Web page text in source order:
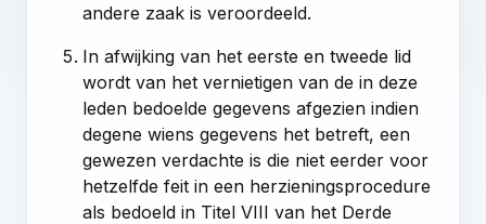
andere zaak is veroordeeld.
In afwijking van het eerste en tweede lid
wordt van het vernietigen van de in deze
leden bedoelde gegevens afgezien indien
degene wiens gegevens het betreft, een
gewezen verdachte is die niet eerder voor
hetzelfde feit in een herzieningsprocedure
als bedoeld in Titel VIII van het Derde